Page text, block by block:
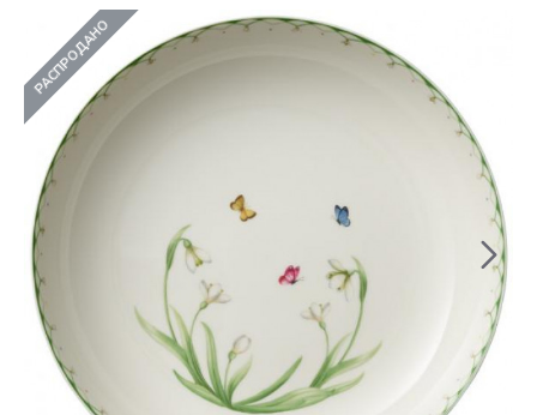
РАСПРОДАНО